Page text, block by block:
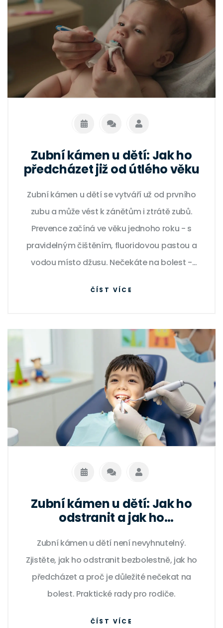
Zubní kámen u dětí: Jak ho
předcházet již od útlého věku
Zubní kámen u dětí se vytváří už od prvního
zubu a může vést k zánětům i ztrátě zubů.
Prevence začíná ve věku jednoho roku - s
pravidelným čištěním, fluoridovou pastou a
vodou místo džusu. Nečekáte na bolest -
ČÍST VÍCE
Zubní kámen u dětí: Jak ho
odstranit a jak ho
Zubní kámen u dětí není nevyhnutelný.
Zjistěte, jak ho odstranit bezbolestně, jak ho
předcházet a proč je důležité nečekat na
bolest. Praktické rady pro rodiče.
ČÍST VÍCE